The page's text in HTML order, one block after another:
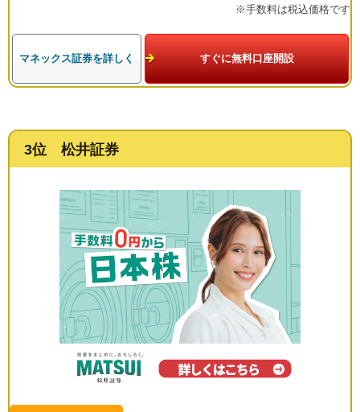
※手数料は税込価格です
マネックス証券を詳しく すぐに無料口座開設
3位 松井証券